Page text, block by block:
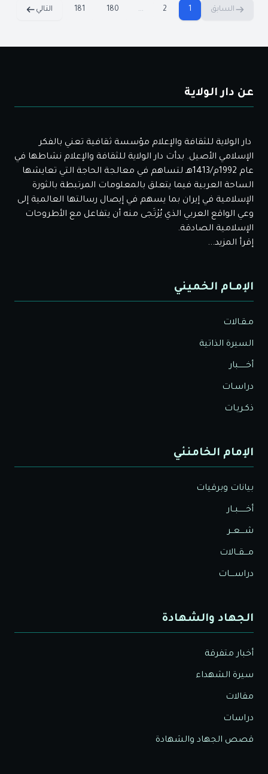
السابق 1
2
...
180
181 التالي
عن دار الولاية
دار الولاية للثقافة والإعلام مؤسسة ثقافية تعني بالفكر
الإسلامي الأصيل. بدأت دار الولاية للثقافة والإعلام نشاطها في
عام 1992م/1413هـ لتساهم في معالجة الحاجة التي تعايشها
الساحة العربية فيما يتعلق بالمعلومات المرتبطة بالثورة
الإسلامية في إيران بما يسهم في إيصال رسالتها العالمية إلى
وعي الواقع العربي الذي يُرْتَجى منه أن يتفاعل مع الأطروحات
الإسلامية الصادقة.
إقرأ المزيد...
الإمـام الخميني
مـقـالات
السيرة الذاتية
أخــــــبار
دراسـات
ذكـريـات
الإمام الخامنئي
بيانات وبرقيات
أخــــــبــار
شــــعــر
مـــقــالات
دراســــات
الجهاد والشهادة
أخبار متفرقة
سيرة الشهداء
مقالات
دراسات
قصص الجهاد والشهادة